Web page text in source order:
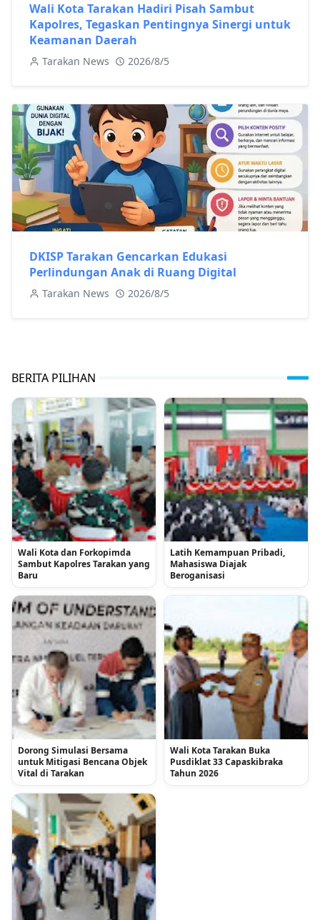
Wali Kota Tarakan Hadiri Pisah Sambut
Kapolres, Tegaskan Pentingnya Sinergi untuk
Keamanan Daerah
Tarakan News 2026/8/5
DKISP Tarakan Gencarkan Edukasi
Perlindungan Anak di Ruang Digital
Tarakan News 2026/8/5
BERITA PILIHAN
Wali Kota dan Forkopimda
Sambut Kapolres Tarakan yang
Baru
Latih Kemampuan Pribadi,
Mahasiswa Diajak
Beroganisasi
Dorong Simulasi Bersama
untuk Mitigasi Bencana Objek
Vital di Tarakan
Wali Kota Tarakan Buka
Pusdiklat 33 Capaskibraka
Tahun 2026